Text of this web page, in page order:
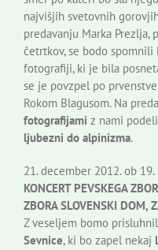
najvišjih svetovnih
predavanju Marka
četrtkov, se bodo spomnili
fotografiji, ki je bila
se je povzpel po
Rokom Blagusom. Na
fotografijami z nami
ljubezni do alpinizma.
21. december 2012. ob
KONCERT PEVSKEGA
ZBORA SLOVENSKI DOM,
Z veseljem bomo
Sevnice, ki bo zapel nekaj